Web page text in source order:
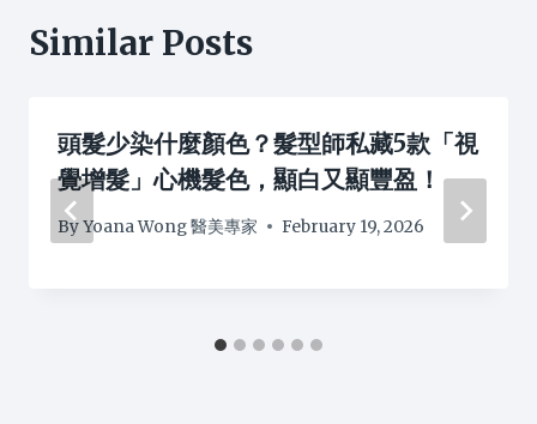
Similar Posts
頭髮少染什麼顏色？髮型師私藏5款「視
覺增髮」心機髮色，顯白又顯豐盈！
ByYoana Wong 醫美專家 February 19, 2026